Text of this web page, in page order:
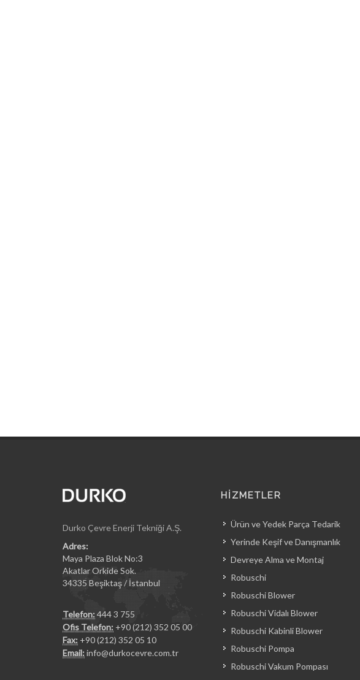
Durko Çevre Enerji Tekniği A.Ş.
Adres:
Maya Plaza Blok No:3
Akatlar Orkide Sok.
34335 Beşiktaş / İstanbul
Telefon:444 3 755
Ofis Telefon: +90 (212) 352 05 00
Fax: +90 (212) 352 05 10
Email: info@durkocevre.com.tr
HİZMETLER
Ürün ve Yedek Parça Tedarik
Yerinde Keşif ve Danışmanlık
Devreye Alma ve Montaj
Robuschi
Robuschi Blower
Robuschi Vidalı Blower
Robuschi Kabinli Blower
Robuschi Pompa
Robuschi Vakum Pompası